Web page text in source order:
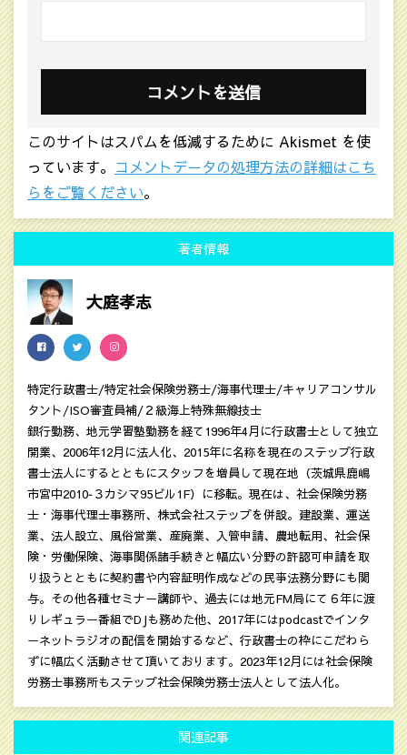
このサイトはスパムを低減するために Akismet を使
っています。 コメントデータの処理方法の詳細はこち
らをご覧ください。
著者情報
大庭孝志
特定行政書士/特定社会保険労務士/海事代理士/キャリアコンサル
タント/ISO審査員補/２級海上特殊無線技士
銀行勤務、地元学習塾勤務を経て1996年4月に行政書士として独立
開業、2006年12月に法人化、2015年に名称を現在のステップ行政
書士法人にするとともにスタッフを増員して現在地（茨城県鹿嶋
市宮中2010‐３カシマ95ビル1F）に移転。現在は、社会保険労務
士・海事代理士事務所、株式会社ステップを併設。建設業、運送
業、法人設立、風俗営業、産廃業、入管申請、農地転用、社会保
険・労働保険、海事関係諸手続きと幅広い分野の許認可申請を取
り扱うとともに契約書や内容証明作成などの民亊法務分野にも関
与。その他各種セミナー講師や、過去には地元FM局にて６年に渡
りレギュラー番組でDJも務めた他、2017年にはpodcastでインタ
ーネットラジオの配信を開始するなど、行政書士の枠にこだわら
ずに幅広く活動させて頂いております。2023年12月には社会保険
労務士事務所もステップ社会保険労務士法人として法人化。
関連記事